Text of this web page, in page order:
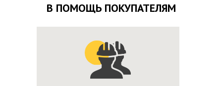
В ПОМОЩЬ ПОКУПАТЕЛЯМ